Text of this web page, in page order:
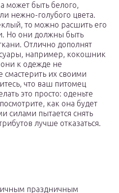
может быть белого,
нежно-голубого цвета.
то можно расшить его
Но они должны быть
Отлично дополнят
например, кокошник
к одежде не
смастерить их своими
что ваш питомец
это просто: оденьте
как она будет
силами пытается снять
лучше отказаться.
праздничным